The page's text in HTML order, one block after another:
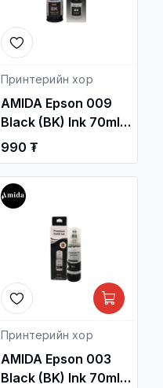
Принтерийн хор
AMIDA Epson 009
Black (BK) Ink 70ml
OEM /L15150,
L15158.../ /
Принтерийн хор /
990 ₮
Принтерийн хор
AMIDA Epson 003
Black (BK) Ink 70ml